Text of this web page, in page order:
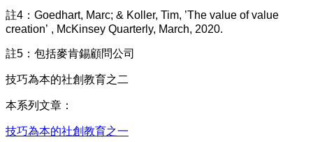
註4：Goedhart, Marc; & Koller, Tim, ’The value of value
creation’ , McKinsey Quarterly, March, 2020.
註5：包括麥肯錫顧問公司
技巧為本的社創教育之二
本系列文章：
技巧為本的社創教育之一